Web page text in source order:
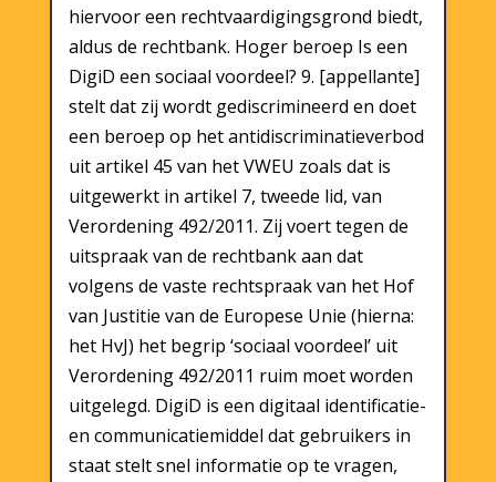
hiervoor een rechtvaardigingsgrond biedt,
aldus de rechtbank. Hoger beroep Is een
DigiD een sociaal voordeel? 9. [appellante]
stelt dat zij wordt gediscrimineerd en doet
een beroep op het antidiscriminatieverbod
uit artikel 45 van het VWEU zoals dat is
uitgewerkt in artikel 7, tweede lid, van
Verordening 492/2011. Zij voert tegen de
uitspraak van de rechtbank aan dat
volgens de vaste rechtspraak van het Hof
van Justitie van de Europese Unie (hierna:
het HvJ) het begrip ‘sociaal voordeel’ uit
Verordening 492/2011 ruim moet worden
uitgelegd. DigiD is een digitaal identificatie-
en communicatiemiddel dat gebruikers in
staat stelt snel informatie op te vragen,